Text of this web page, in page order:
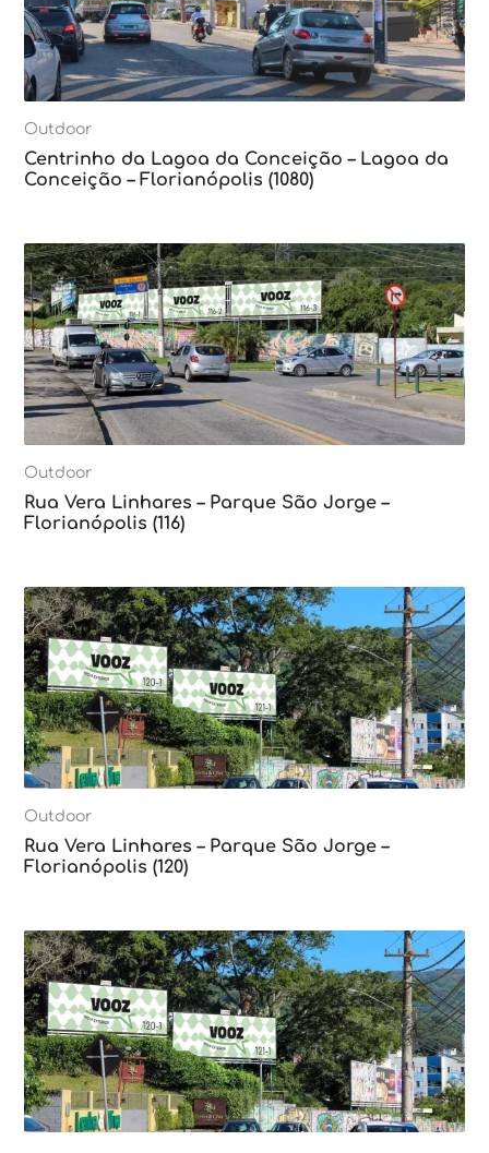
Outdoor
Centrinho da Lagoa da Conceição – Lagoa da
Conceição – Florianópolis (1080)
Outdoor
Rua Vera Linhares – Parque São Jorge –
Florianópolis (116)
Outdoor
Rua Vera Linhares – Parque São Jorge –
Florianópolis (120)